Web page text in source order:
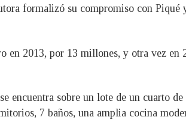
formalizó su compromiso con Piqué
en 2013, por 13 millones, y otra vez
sobre un lote de un cuarto
7 baños, una amplia cocina